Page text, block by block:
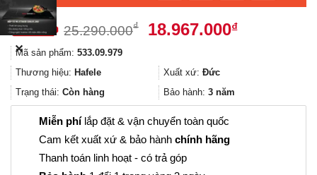
25.290.000₫
Giá
25.290.000₫.
18.967.000₫Giá
Mã sản phẩm: 533.09.979
Thương hiệu: Hafele Xuất xứ: Đức
Trạng thái: Còn hàng Bảo hành: 3 năm
Miễn phílắp đặt & vận chuyển toàn quốc
Cam kết xuất xứ & bảo hành chính hãng
Thanh toán linh hoạt - có trả góp
✕